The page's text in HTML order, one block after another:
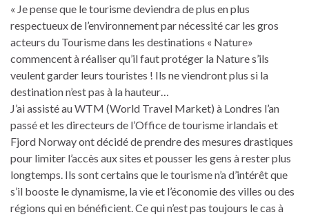
« Je pense que le tourisme deviendra de plus en plus
respectueux de l’environnement par nécessité car les gros
acteurs du Tourisme dans les destinations « Nature»
commencent à réaliser qu’il faut protéger la Nature s’ils
veulent garder leurs touristes ! Ils ne viendront plus si la
destination n’est pas à la hauteur…
J’ai assisté au WTM (World Travel Market) à Londres l’an
passé et les directeurs de l’Office de tourisme irlandais et
Fjord Norway ont décidé de prendre des mesures drastiques
pour limiter l’accès aux sites et pousser les gens à rester plus
longtemps. Ils sont certains que le tourisme n’a d’intérêt que
s’il booste le dynamisme, la vie et l’économie des villes ou des
régions qui en bénéficient. Ce qui n’est pas toujours le cas à